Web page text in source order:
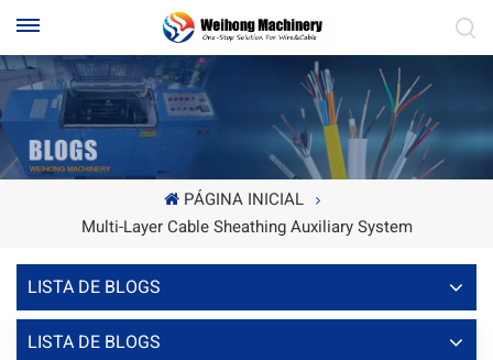
PÁGINA INICIAL
Multi-Layer Cable Sheathing Auxiliary System
LISTA DE BLOGS
LISTA DE BLOGS